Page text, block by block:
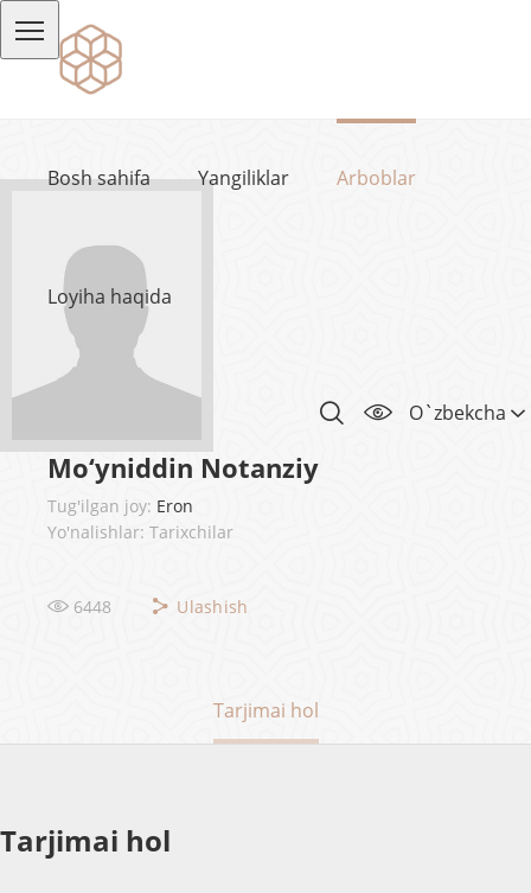
Bosh sahifa Yangiliklar Arboblar
Loyiha haqida
O`zbekcha
Mo‘yniddin Notanziy
Tug'ilgan joy: Eron
Yo'nalishlar: Tarixchilar
6448 Ulashish
Tarjimai hol
Tarjimai hol